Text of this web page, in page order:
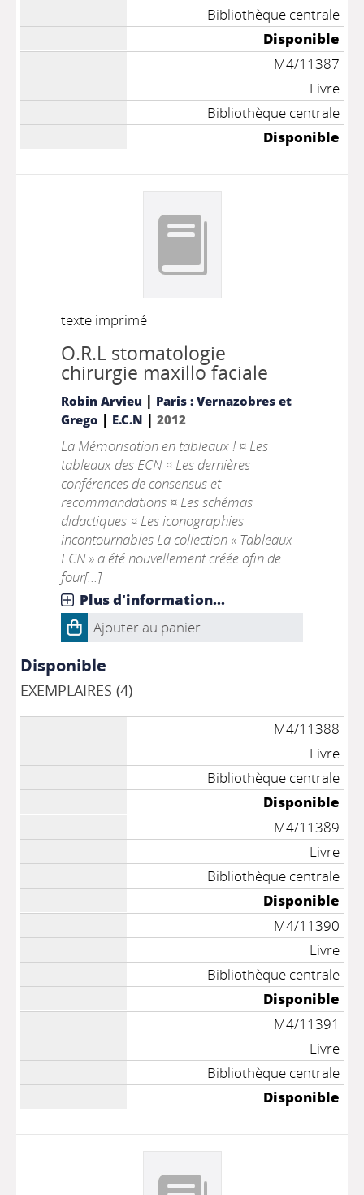
Bibliothèque centrale
Disponible
M4/11387
Livre
Bibliothèque centrale
Disponible
texte imprimé
O.R.L stomatologie
chirurgie maxillo faciale
Robin Arvieu | Paris : Vernazobres et
Grego | E.C.N | 2012
La Mémorisation en tableaux ! ¤ Les
tableaux des ECN ¤ Les dernières
conférences de consensus et
recommandations ¤ Les schémas
didactiques ¤ Les iconographies
incontournables La collection « Tableaux
ECN » a été nouvellement créée afin de
four[...]
Plus d'information...
Ajouter au panier
Disponible
EXEMPLAIRES (4)
M4/11388
Livre
Bibliothèque centrale
Disponible
M4/11389
Livre
Bibliothèque centrale
Disponible
M4/11390
Livre
Bibliothèque centrale
Disponible
M4/11391
Livre
Bibliothèque centrale
Disponible